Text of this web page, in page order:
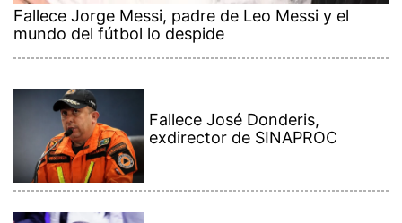
Fallece Jorge Messi, padre de Leo Messi y el
mundo del fútbol lo despide
Fallece José Donderis,
exdirector de SINAPROC